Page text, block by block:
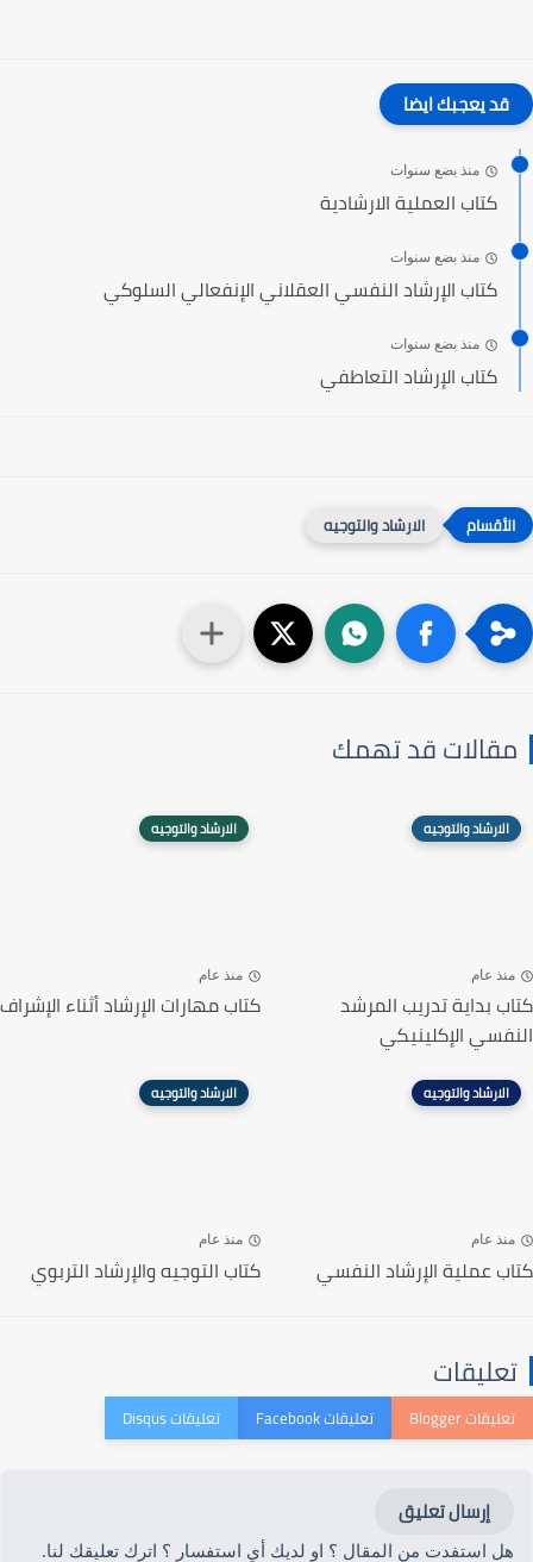
قد يعجبك ايضا
منذ بضع سنوات
كتاب العملية الارشادية
منذ بضع سنوات
كتاب الإرشاد النفسي العقلاني الإنفعالي السلوكي
منذ بضع سنوات
كتاب الإرشاد التعاطفي
الارشاد والتوجيه
مقالات قد تهمك
الارشاد والتوجيه
منذ عام
كتاب بداية تدريب المرشد
النفسي الإكلينيكي
الارشاد والتوجيه
منذ عام
كتاب مهارات الإرشاد أثناء الإشراف
الارشاد والتوجيه
منذ عام
كتاب عملية الإرشاد النفسي
الارشاد والتوجيه
منذ عام
كتاب التوجيه والإرشاد التربوي
تعليقات
إرسال تعليق
هل استفدت من المقال ؟ او لديك أي استفسار ؟ اترك تعليقك لنا.